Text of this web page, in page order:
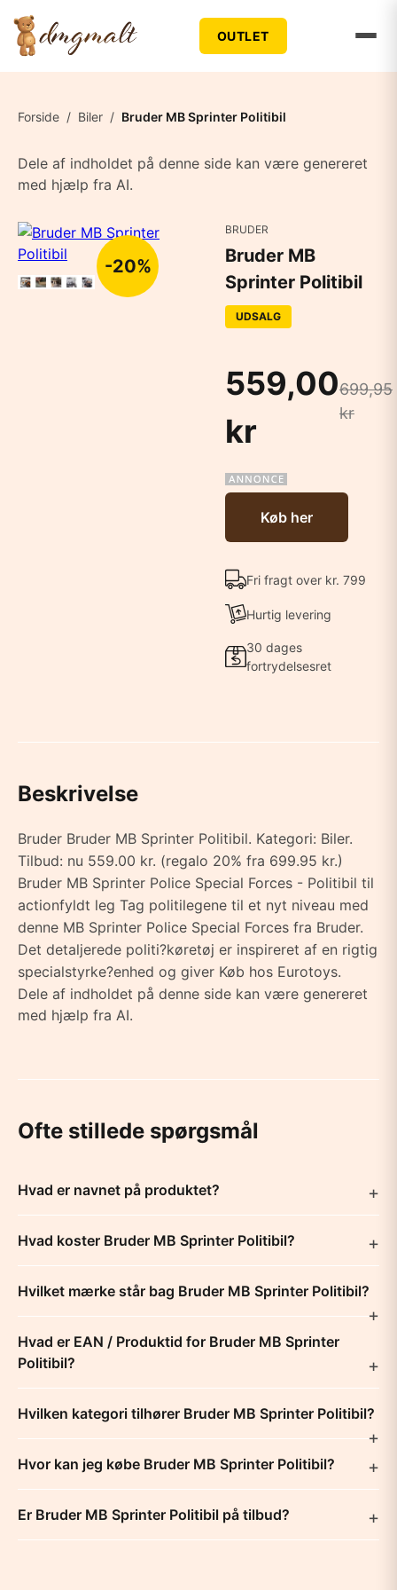
OUTLET
Forside / Biler / Bruder MB Sprinter Politibil
Dele af indholdet på denne side kan være genereret
med hjælp fra AI.
-20%
BRUDER
Bruder MB
Sprinter Politibil
UDSALG
559,00
kr
699,95
kr
Køb her
Fri fragt over kr. 799
Hurtig levering
30 dages
fortrydelsesret
Beskrivelse
Bruder Bruder MB Sprinter Politibil. Kategori: Biler.
Tilbud: nu 559.00 kr. (regalo 20% fra 699.95 kr.)
Bruder MB Sprinter Police Special Forces - Politibil til
actionfyldt leg Tag politilegene til et nyt niveau med
denne MB Sprinter Police Special Forces fra Bruder.
Det detaljerede politi?køretøj er inspireret af en rigtig
specialstyrke?enhed og giver Køb hos Eurotoys.
Dele af indholdet på denne side kan være genereret
med hjælp fra AI.
Ofte stillede spørgsmål
Hvad er navnet på produktet?
Hvad koster Bruder MB Sprinter Politibil?
Hvilket mærke står bag Bruder MB Sprinter Politibil?
Hvad er EAN / Produktid for Bruder MB Sprinter
Politibil?
Hvilken kategori tilhører Bruder MB Sprinter Politibil?
Hvor kan jeg købe Bruder MB Sprinter Politibil?
Er Bruder MB Sprinter Politibil på tilbud?